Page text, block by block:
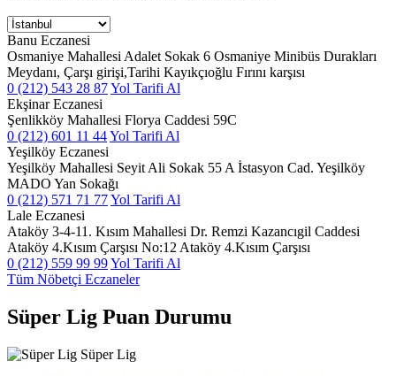
Banu Eczanesi
Osmaniye Mahallesi Adalet Sokak 6 Osmaniye Minibüs Durakları
Meydanı, Çarşı girişi,Tarihi Kayıkçıoğlu Fırını karşısı
0 (212) 543 28 87Yol Tarifi Al
Ekşinar Eczanesi
Şenlikköy Mahallesi Florya Caddesi 59C
0 (212) 601 11 44Yol Tarifi Al
Yeşilköy Eczanesi
Yeşilköy Mahallesi Seyit Ali Sokak 55 A İstasyon Cad. Yeşilköy
MADO Yan Sokağı
0 (212) 571 71 77Yol Tarifi Al
Lale Eczanesi
Ataköy 3-4-11. Kısım Mahallesi Dr. Remzi Kazancıgil Caddesi
Ataköy 4.Kısım Çarşısı No:12 Ataköy 4.Kısım Çarşısı
0 (212) 559 99 99Yol Tarifi Al
Tüm Nöbetçi Eczaneler
Süper Lig Puan Durumu
Süper Lig